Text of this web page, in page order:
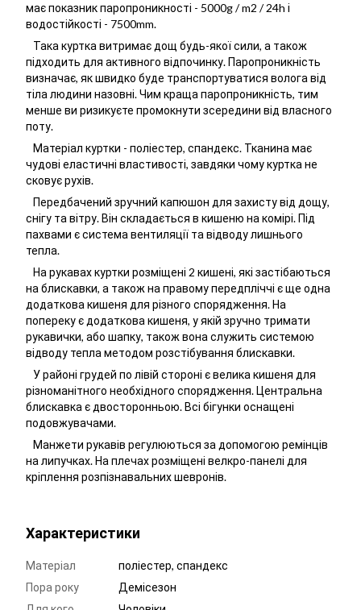
має показник паропроникності - 5000g / m2 / 24h і
водостійкості - 7500mm.
Така куртка витримає дощ будь-якої сили, а також
підходить для активного відпочинку. Паропроникність
визначає, як швидко буде транспортуватися волога від
тіла людини назовні. Чим краща паропроникність, тим
менше ви ризикуєте промокнути зсередини від власного
поту.
Матеріал куртки - поліестер, спандекс. Тканина має
чудові еластичні властивості, завдяки чому куртка не
сковує рухів.
Передбачений зручний капюшон для захисту від дощу,
снігу та вітру. Він складається в кишеню на комірі. Під
пахвами є система вентиляції та відводу лишнього
тепла.
На рукавах куртки розміщені 2 кишені, які застібаються
на блискавки, а також на правому передпліччі є ще одна
додаткова кишеня для різного спорядження. На
попереку є додаткова кишеня, у якій зручно тримати
рукавички, або шапку, також вона служить системою
відводу тепла методом розстібування блискавки.
У районі грудей по лівій стороні є велика кишеня для
різноманітного необхідного спорядження. Центральна
блискавка є двосторонньою. Всі бігунки оснащені
подовжувачами.
Манжети рукавів регулюються за допомогою ремінців
на липучках. На плечах розміщені велкро-панелі для
кріплення розпізнавальних шевронів.
Характеристики
Матеріал
поліестер, спандекс
Пора року
Демісезон